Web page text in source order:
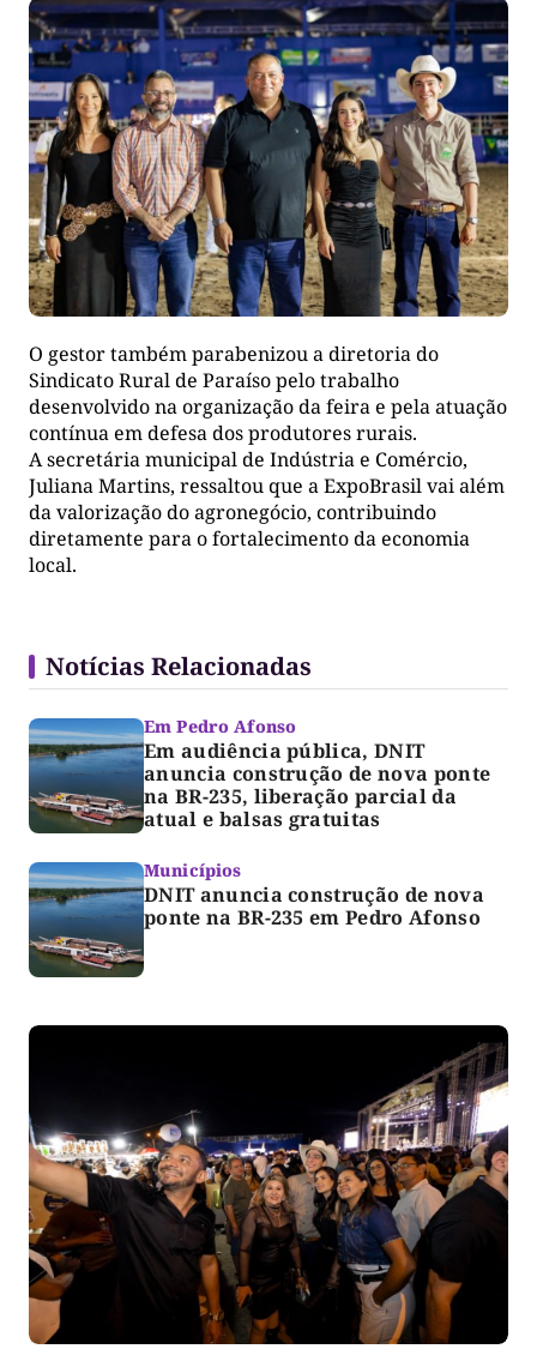
O gestor também parabenizou a diretoria do
Sindicato Rural de Paraíso pelo trabalho
desenvolvido na organização da feira e pela atuação
contínua em defesa dos produtores rurais.
A secretária municipal de Indústria e Comércio,
Juliana Martins, ressaltou que a ExpoBrasil vai além
da valorização do agronegócio, contribuindo
diretamente para o fortalecimento da economia
local.
Notícias Relacionadas
Em Pedro Afonso
Em audiência pública, DNIT
anuncia construção de nova ponte
na BR-235, liberação parcial da
atual e balsas gratuitas
Municípios
DNIT anuncia construção de nova
ponte na BR-235 em Pedro Afonso